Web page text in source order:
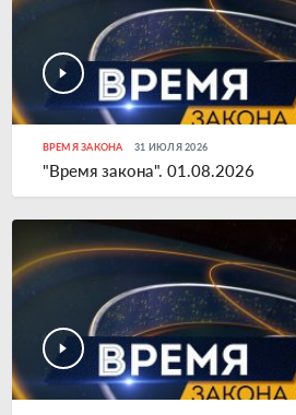
ВРЕМЯ ЗАКОНА 31 ИЮЛЯ 2026
"Время закона". 01.08.2026